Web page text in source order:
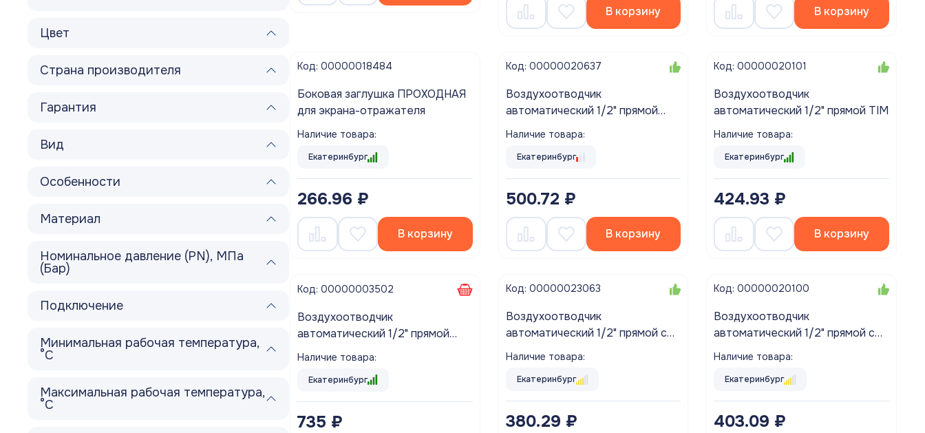
Система отопления
Теплоизоляция
Товары для Ванной комнаты и туалета
Цвет
Страна производителя
Гарантия
Вид
Особенности
Материал
Номинальное давление (PN), МПа
(Бар)
Подключение
Минимальная рабочая температура,
°С
Максимальная рабочая температура,
°С
В корзину В корзину
Код: 00000018484
Боковая заглушка ПРОХОДНАЯ
для экрана-отражателя
Наличие товара:
Екатеринбург
266.96 ₽
В корзину
Код: 00000020637
Воздухоотводчик
автоматический 1/2" прямой
AQUALINK
Наличие товара:
Екатеринбург
500.72 ₽
В корзину
Код: 00000020101
Воздухоотводчик
автоматический 1/2" прямой TIM
Наличие товара:
Екатеринбург
424.93 ₽
В корзину
Код: 00000003502
Воздухоотводчик
автоматический 1/2" прямой
VALTEC VT.502.NH.04
Наличие товара:
Екатеринбург
735 ₽
Код: 00000023063
Воздухоотводчик
автоматический 1/2" прямой с
отсек. клапаном (никель) QS-
3441 ZEGOR
Наличие товара:
Екатеринбург
380.29 ₽
Код: 00000020100
Воздухоотводчик
автоматический 1/2" прямой с
Наличие товара:
Екатеринбург
403.09 ₽